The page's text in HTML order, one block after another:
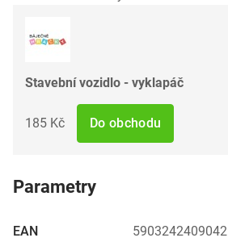
Stavební vozidlo - vyklapáč
185 Kč Do obchodu
Parametry
EAN 5903242409042